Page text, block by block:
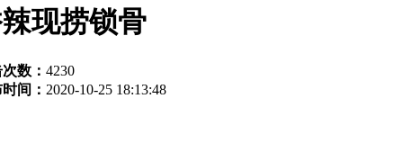
现捞锁骨
数： 4230
间： 2020-10-25 18:13:48